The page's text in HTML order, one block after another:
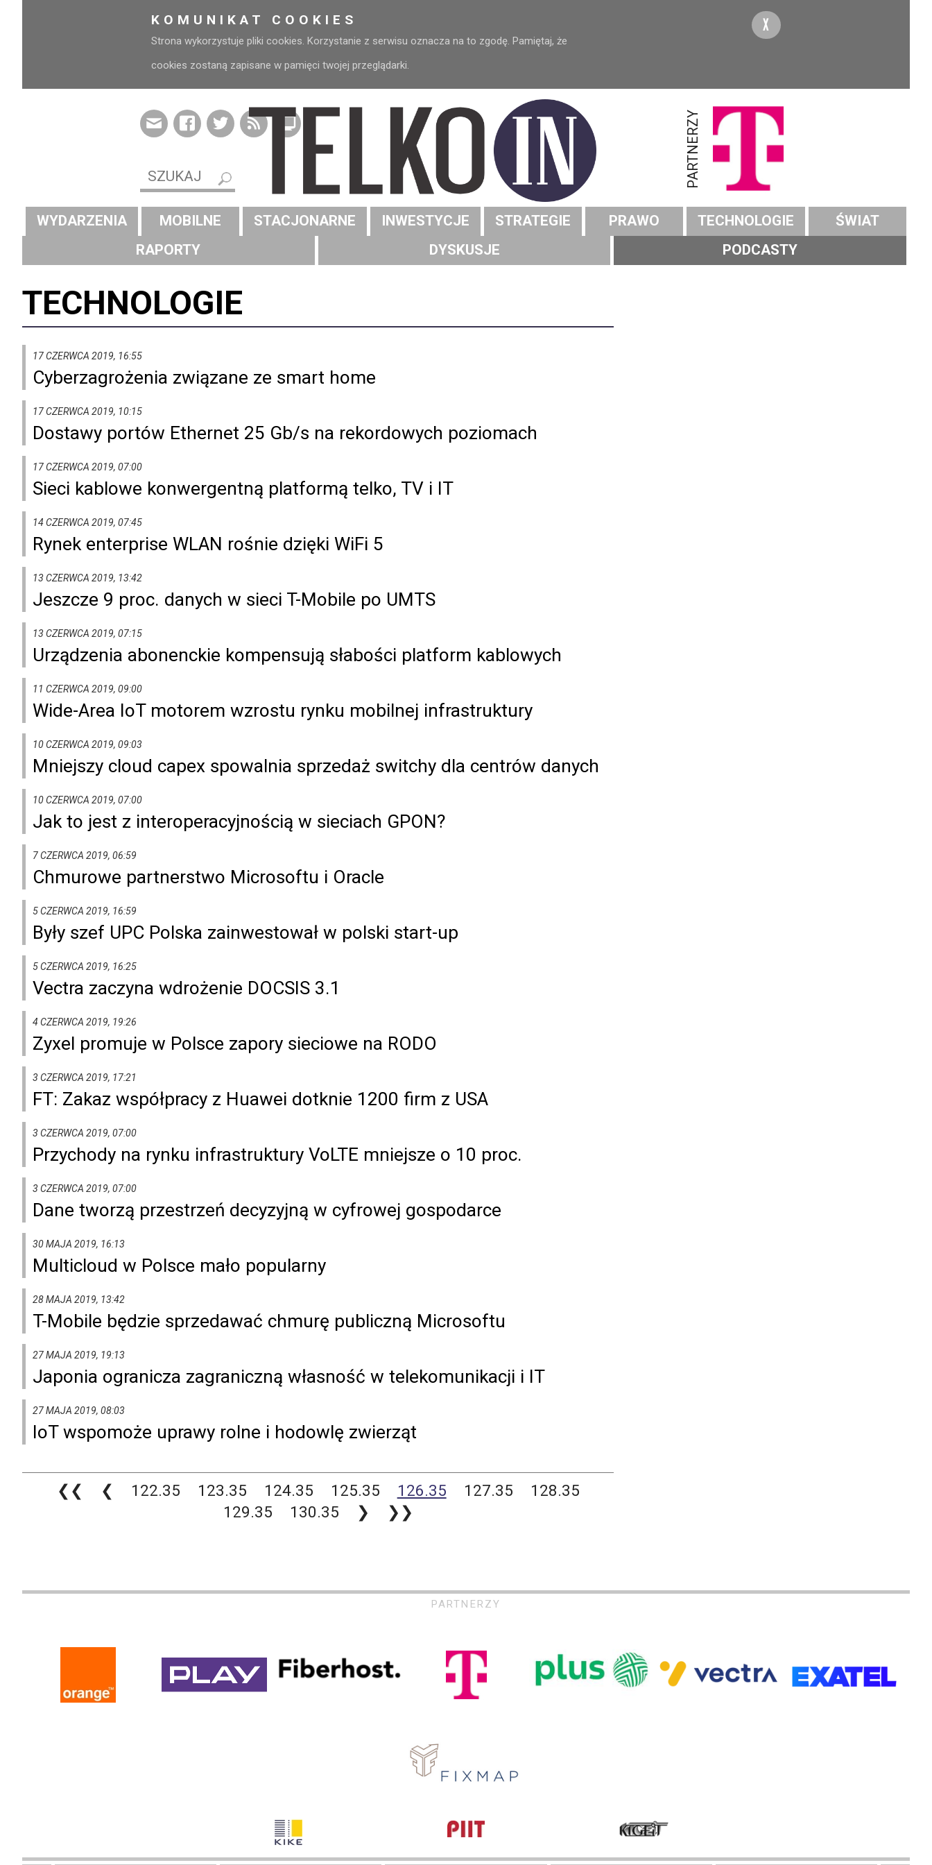
KOMUNIKAT COOKIES
Strona wykorzystuje pliki cookies. Korzystanie z serwisu oznacza na to zgodę. Pamiętaj, że
cookies zostaną zapisane w pamięci twojej przeglądarki.
X
PARTNERZY
WYDARZENIA MOBILNE STACJONARNE INWESTYCJE STRATEGIE PRAWO TECHNOLOGIE
ŚWIAT
RAPORTY
DYSKUSJE PODCASTY
TECHNOLOGIE
17 CZERWCA 2019, 16:55
Cyberzagrożenia związane ze smart home
17 CZERWCA 2019, 10:15
Dostawy portów Ethernet 25 Gb/s na rekordowych poziomach
17 CZERWCA 2019, 07:00
Sieci kablowe konwergentną platformą telko, TV i IT
14 CZERWCA 2019, 07:45
Rynek enterprise WLAN rośnie dzięki WiFi 5
13 CZERWCA 2019, 13:42
Jeszcze 9 proc. danych w sieci T-Mobile po UMTS
13 CZERWCA 2019, 07:15
Urządzenia abonenckie kompensują słabości platform kablowych
11 CZERWCA 2019, 09:00
Wide-Area IoT motorem wzrostu rynku mobilnej infrastruktury
10 CZERWCA 2019, 09:03
Mniejszy cloud capex spowalnia sprzedaż switchy dla centrów danych
10 CZERWCA 2019, 07:00
Jak to jest z interoperacyjnością w sieciach GPON?
7 CZERWCA 2019, 06:59
Chmurowe partnerstwo Microsoftu i Oracle
5 CZERWCA 2019, 16:59
Były szef UPC Polska zainwestował w polski start-up
5 CZERWCA 2019, 16:25
Vectra zaczyna wdrożenie DOCSIS 3.1
4 CZERWCA 2019, 19:26
Zyxel promuje w Polsce zapory sieciowe na RODO
3 CZERWCA 2019, 17:21
FT: Zakaz współpracy z Huawei dotknie 1200 firm z USA
3 CZERWCA 2019, 07:00
Przychody na rynku infrastruktury VoLTE mniejsze o 10 proc.
3 CZERWCA 2019, 07:00
Dane tworzą przestrzeń decyzyjną w cyfrowej gospodarce
30 MAJA 2019, 16:13
Multicloud w Polsce mało popularny
28 MAJA 2019, 13:42
T-Mobile będzie sprzedawać chmurę publiczną Microsoftu
27 MAJA 2019, 19:13
Japonia ogranicza zagraniczną własność w telekomunikacji i IT
27 MAJA 2019, 08:03
IoT wspomoże uprawy rolne i hodowlę zwierząt
❮❮ ❮ 122.35 123.35 124.35 125.35 126.35 127.35
128.35
129.35
130.35 ❯ ❯❯
PARTNERZY